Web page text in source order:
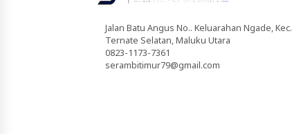
Jalan Batu Angus No.. Keluarahan Ngade, Kec.
Ternate Selatan, Maluku Utara
0823-1173-7361
serambitimur79@gmail.com